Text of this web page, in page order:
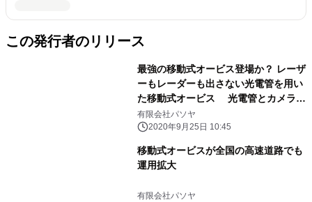
この発行者のリリース
最強の移動式オービス登場か？ レーザ
ーもレーダーも出さない光電管を用い
た移動式オービス 光電管とカメラに
より探知は不可能！
有限会社パソヤ
2020年9月25日 10:45
移動式オービスが全国の高速道路でも
運用拡大
有限会社パソヤ